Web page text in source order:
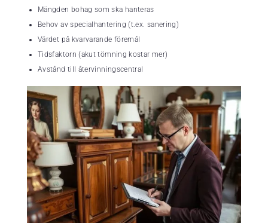
Mängden bohag som ska hanteras
Behov av specialhantering (t.ex. sanering)
Värdet på kvarvarande föremål
Tidsfaktorn (akut tömning kostar mer)
Avstånd till återvinningscentral